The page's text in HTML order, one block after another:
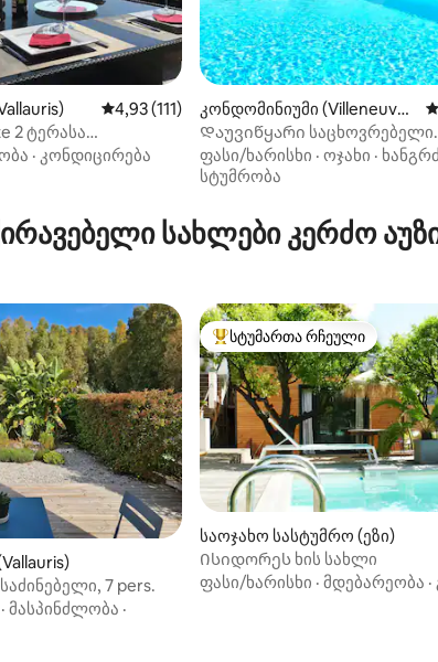
442 მიმოხილვასაშუალო შეფასებაა 5‑დან 4,93, 111
4,93 (111)
2 ტერასა
ხედით
· კონდიცირება
კონდომინიუმი (Villeneuve-
Loubet)
Დაუვიწყარი საცხოვრებელი
საფრანგეთის რივიერაზე
ფასი/ხარისხი · ოჯახი ·
სტუმრობა
სახლები კერძო
41 მიმოხილვა
7 pers.
· მასპინძლობა ·
სტუმართა რჩეული მოწინავე
სტუმართა რჩეული
საოჯახო სასტუმრო (ეზი)
Ისიდორეს ხის სახლი
ფასი/ხარისხი · მდებარეობა ·